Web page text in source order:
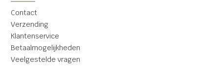
Contact
Verzending
Klantenservice
Betaalmogelijkheden
Veelgestelde vragen